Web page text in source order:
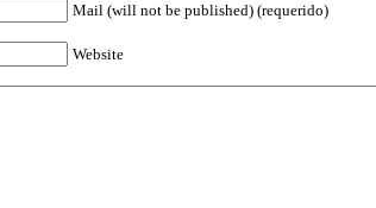
Mail (will not be published) (requerido)
Website